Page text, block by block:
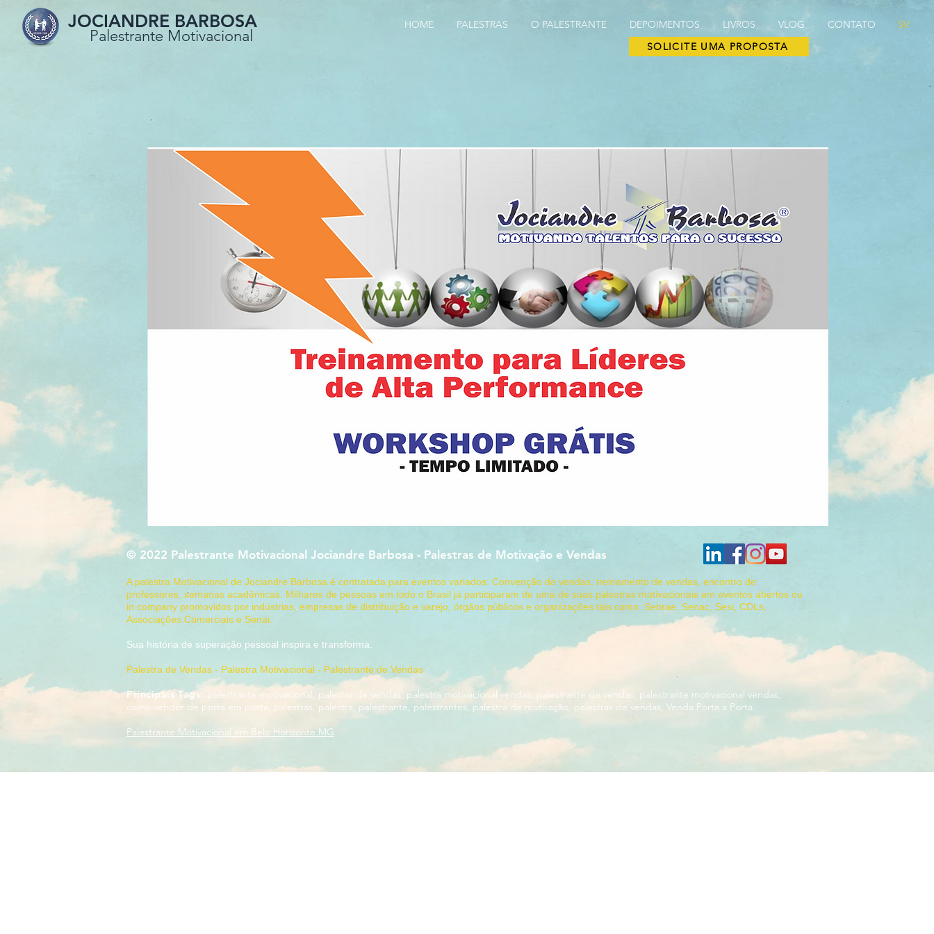
JOCIANDRE BARBOSA
Palestrante Motivacional
HOME PALESTRAS O PALESTRANTE DEPOIMENTOS LIVROS VLOG CONTATO
SV
SOLICITE UMA PROPOSTA
© 2022 Palestrante Motivacional Jociandre Barbosa - Palestras de Motivação e Vendas
A palestra Motivacional de Jociandre Barbosa é contratada para eventos variados: Convenção de vendas, treinamento de vendas, encontro de
professores, semanas acadêmicas. Milhares de pessoas em todo o Brasil já participaram de uma de suas palestras motivacionais em eventos abertos ou
in company promovidos por indústrias, empresas de distribuição e varejo, órgãos públicos e organizações tais como: Sebrae, Senac, Sesi, CDLs,
Associações Comerciais e Senai.
Sua história de superação pessoal inspira e transforma.
Palestra de Vendas - Palestra Motivacional - Palestrante de Vendas
Principais Tags: palestrante motivacional, palestra de vendas, palestra motivacional vendas, palestrante de vendas, palestrante motivacional vendas,
como vender de porta em porta, palestras, palestra, palestrante, palestrantes, palestra de motivação, palestras de vendas, Venda Porta a Porta.
Palestrante Motivacional em Belo Horizonte MG